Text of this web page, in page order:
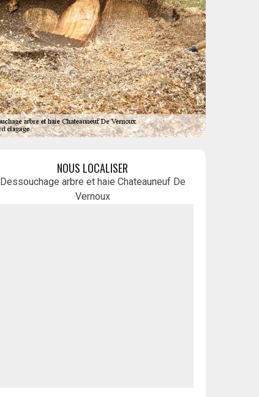
NOUS LOCALISER
Dessouchage arbre et haie Chateauneuf De
Vernoux